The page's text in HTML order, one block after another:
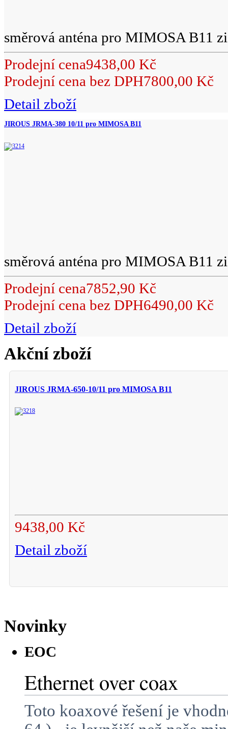
směrová anténa pro MIMOSA B11
Prodejní cena9438,00 Kč
Prodejní cena bez DPH7800,00 Kč
Detail zboží
JIROUS JRMA-380 10/11 pro MIMOSA B11
směrová anténa pro MIMOSA B11
Prodejní cena7852,90 Kč
Prodejní cena bez DPH6490,00 Kč
Detail zboží
Akční zboží
JIROUS JRMA-650-10/11 pro MIMOSA B11
9438,00 Kč
Detail zboží
Novinky
EOC
Ethernet over coax
Toto koaxové řešení je